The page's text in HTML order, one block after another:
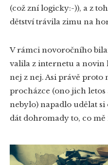
(což zní logicky:-)), a z
dětství trávila zimu na
V rámci novoročního
valila z internetu a novin
nej z nej. Asi právě proto
procházce (ono jich
nebylo) napadlo udělat
dát dohromady to, co